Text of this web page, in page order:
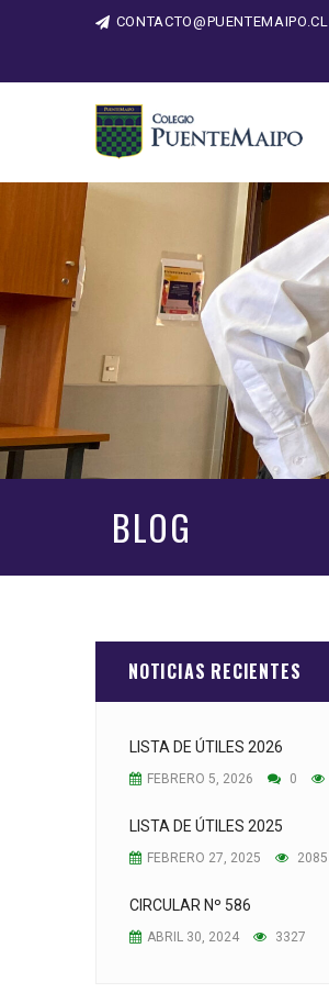
CONTACTO@PUENTEMAIPO.CL
BLOG
NOTICIAS RECIENTES
LISTA DE ÚTILES 2026
FEBRERO 5, 2026 0
LISTA DE ÚTILES 2025
FEBRERO 27, 2025 2085
CIRCULAR Nº 586
ABRIL 30, 2024 3327